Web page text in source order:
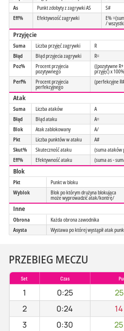
As
Punkt zdobyty z zagrywki AS
S#
Eff%
Efektywsość zagrywki E%
/
Przyjęcie
Suma Liczba przyjęć zagrywki
R
Błąd
Błąd przyjecia zagrywki
R=
Poz%
Procent przyjecia
pozytywnego
((pozytywne
przyjęć) x 100%
Perf%
Procent przyjecia
perfekcyjnego
(perfekcyjne
Atak
Suma Liczba ataków
A
Błąd
Błąd ataku
A=
Blok
Atak zablokowany
A/
Pkt
Liczba punktów w ataku
A#
Skut%
Skuteczność ataku
(suma ataków
Eff%
Efektywność ataku (suma as -
Blok
Pkt Punkt w bloku
Wyblok
Blok po którym drużyna blokująca
może wyprowadzić atak/kontrę/
Inne
Obrona
Każda obrona zawodnika
Asysta
Wystawa po której wystąpił atak
PRZEBIEG MECZU
Set Czas
1 0:25 25
2
0:24 14
3
0:30 25